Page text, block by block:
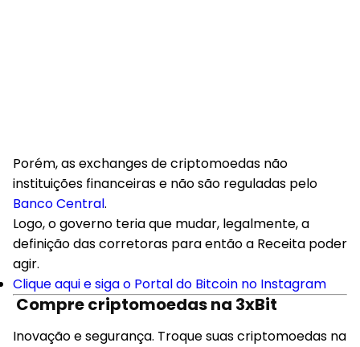
Porém, as exchanges de criptomoedas não
instituições financeiras e não são reguladas pelo
Banco Central.
Logo, o governo teria que mudar, legalmente, a
definição das corretoras para então a Receita poder
agir.
Clique aqui e siga o Portal do Bitcoin no Instagram
Compre criptomoedas na 3xBit
Inovação e segurança. Troque suas criptomoedas na